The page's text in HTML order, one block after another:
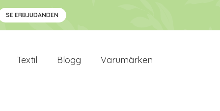
SE ERBJUDANDEN
Textil Blogg Varumärken